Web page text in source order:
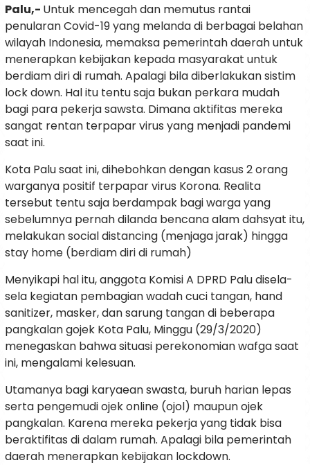
Palu,- Untuk mencegah dan memutus rantai
penularan Covid-19 yang melanda di berbagai belahan
wilayah Indonesia, memaksa pemerintah daerah untuk
menerapkan kebijakan kepada masyarakat untuk
berdiam diri di rumah. Apalagi bila diberlakukan sistim
lock down. Hal itu tentu saja bukan perkara mudah
bagi para pekerja sawsta. Dimana aktifitas mereka
sangat rentan terpapar virus yang menjadi pandemi
saat ini.
Kota Palu saat ini, dihebohkan dengan kasus 2 orang
warganya positif terpapar virus Korona. Realita
tersebut tentu saja berdampak bagi warga yang
sebelumnya pernah dilanda bencana alam dahsyat itu,
melakukan social distancing (menjaga jarak) hingga
stay home (berdiam diri di rumah)
Menyikapi hal itu, anggota Komisi A DPRD Palu disela-
sela kegiatan pembagian wadah cuci tangan, hand
sanitizer, masker, dan sarung tangan di beberapa
pangkalan gojek Kota Palu, Minggu (29/3/2020)
menegaskan bahwa situasi perekonomian wafga saat
ini, mengalami kelesuan.
Utamanya bagi karyaean swasta, buruh harian lepas
serta pengemudi ojek online (ojol) maupun ojek
pangkalan. Karena mereka pekerja yang tidak bisa
beraktifitas di dalam rumah. Apalagi bila pemerintah
daerah menerapkan kebijakan lockdown.